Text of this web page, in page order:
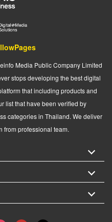
Media Public Company Limited
stops developing the best digital
that including products and
list that have been verified by
categories in Thailand. We deliver
from professional team.